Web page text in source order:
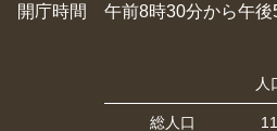
開庁時間 午前8時30分から午後
人
総人口